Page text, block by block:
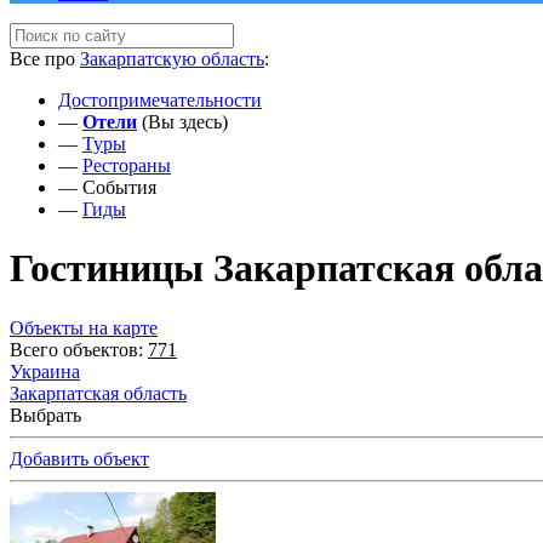
Все про Закарпатскую область:
Достопримечательности
— Отели (Вы здесь)
— Туры
— Рестораны
— События
— Гиды
Гостиницы Закарпатская
Объекты на карте
Всего объектов: 771
Украина
Закарпатская область
Выбрать
Добавить объект